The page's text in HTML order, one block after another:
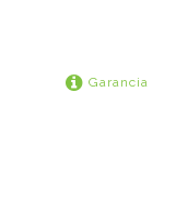
Garancia